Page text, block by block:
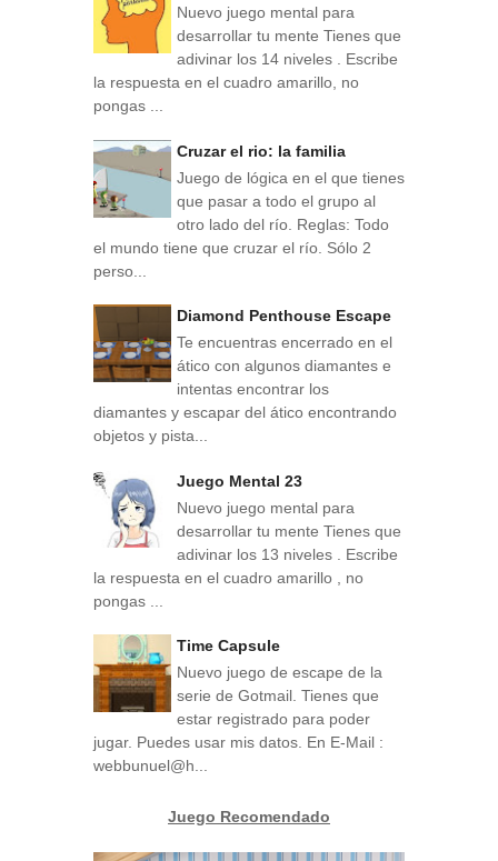
Nuevo juego mental para
desarrollar tu mente Tienes que
adivinar los 14 niveles . Escribe
la respuesta en el cuadro amarillo, no
pongas ...
Cruzar el rio: la familia
Juego de lógica en el que tienes
que pasar a todo el grupo al
otro lado del río. Reglas: Todo
el mundo tiene que cruzar el río. Sólo 2
perso...
Diamond Penthouse Escape
Te encuentras encerrado en el
ático con algunos diamantes e
intentas encontrar los
diamantes y escapar del ático encontrando
objetos y pista...
Juego Mental 23
Nuevo juego mental para
desarrollar tu mente Tienes que
adivinar los 13 niveles . Escribe
la respuesta en el cuadro amarillo , no
pongas ...
Time Capsule
Nuevo juego de escape de la
serie de Gotmail. Tienes que
estar registrado para poder
jugar. Puedes usar mis datos. En E-Mail :
webbunuel@h...
Juego Recomendado